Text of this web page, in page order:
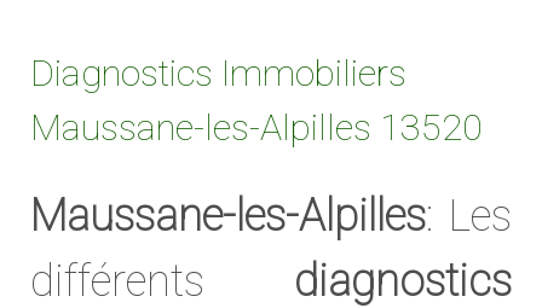
Diagnostics Immobiliers
Maussane-les-Alpilles 13520
Maussane-les-Alpilles: Les
différents diagnostics